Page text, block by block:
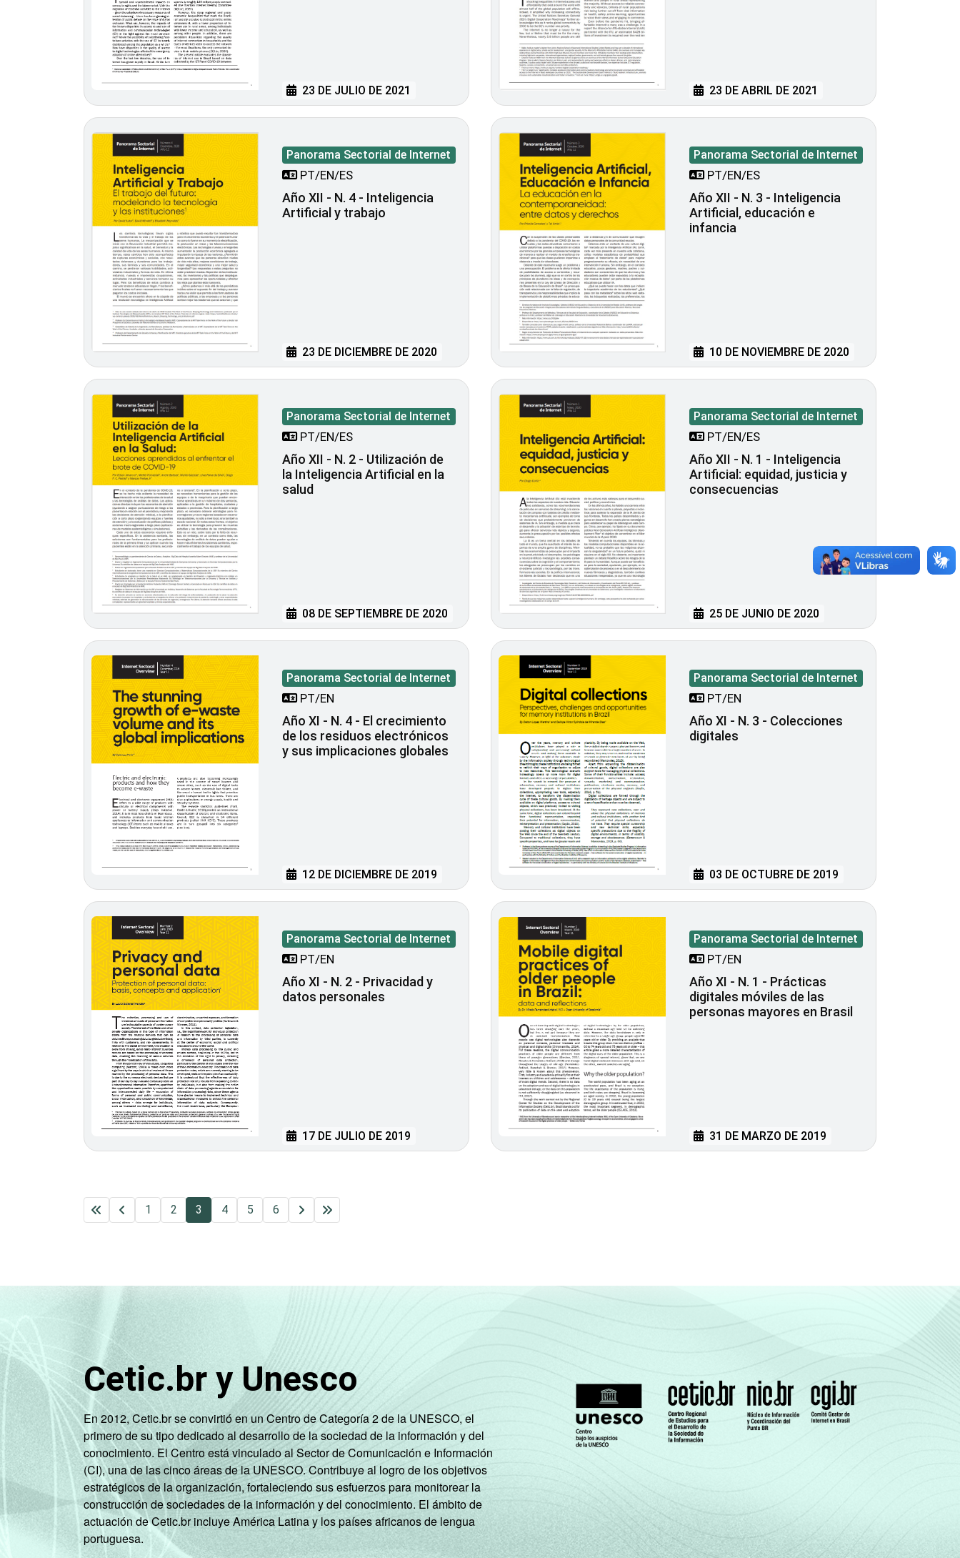
23 DE JULIO DE 2021 23 DE ABRIL DE 2021
Panorama Sectorial de Internet
PT/EN/ES
Año XII - N. 4 - Inteligencia
Artificial y trabajo
23 DE DICIEMBRE DE 2020
Panorama Sectorial de Internet
PT/EN/ES
Año XII - N. 3 - Inteligencia
Artificial, educación e
infancia
10 DE NOVIEMBRE DE 2020
Panorama Sectorial de Internet
PT/EN/ES
Año XII - N. 2 - Utilización de
la Inteligencia Artificial en la
salud
08 DE SEPTIEMBRE DE 2020
Panorama Sectorial de Internet
PT/EN/ES
Año XII - N. 1 - Inteligencia
Artificial: equidad, justicia y
consecuencias
25 DE JUNIO DE 2020
Panorama Sectorial de Internet
PT/EN
Año XI - N. 4 - El crecimiento
de los residuos electrónicos
y sus implicaciones globales
12 DE DICIEMBRE DE 2019
Panorama Sectorial de Internet
PT/EN
Año XI - N. 3 - Colecciones
digitales
03 DE OCTUBRE DE 2019
Panorama Sectorial de Internet
PT/EN
Año XI - N. 2 - Privacidad y
datos personales
17 DE JULIO DE 2019
Panorama Sectorial de Internet
PT/EN
Año XI - N. 1 - Prácticas
digitales móviles de las
personas mayores en Brasil
31 DE MARZO DE 2019
1 2 3 4 5 6
Cetic.br y Unesco
En 2012, Cetic.br se convirtió en un Centro de Categoría 2 de la UNESCO, el
primero de su tipo dedicado al desarrollo de la sociedad de la información y del
conocimiento. El Centro está vinculado al Sector de Comunicación e Información
(CI), una de las cinco áreas de la UNESCO. Contribuye al logro de los objetivos
estratégicos de la organización, fortaleciendo sus esfuerzos para monitorear la
construcción de sociedades de la información y del conocimiento. El ámbito de
actuación de Cetic.br incluye América Latina y los países africanos de lengua
portuguesa.